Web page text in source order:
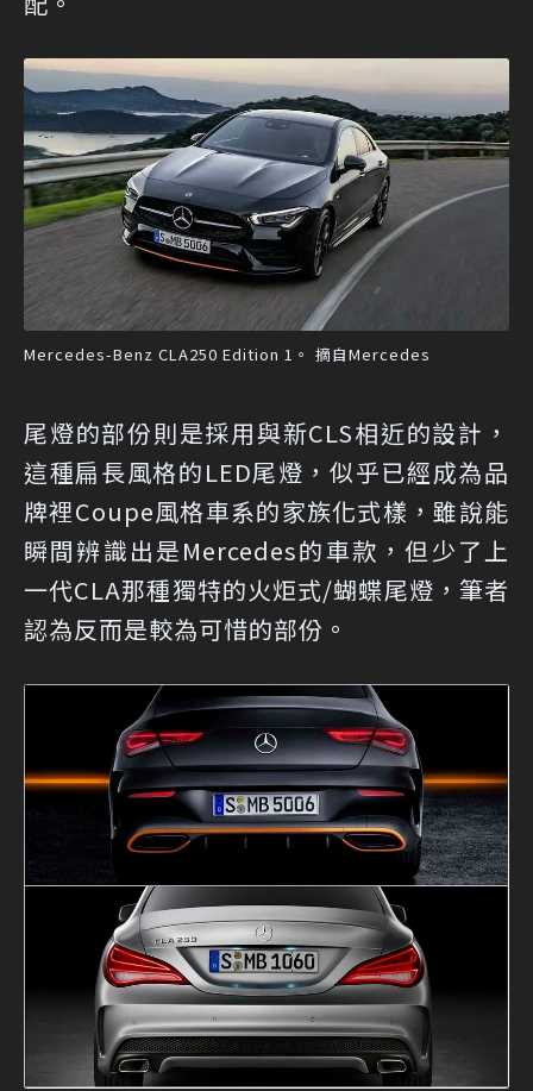
Mercedes-Benz CLA250 Edition 1。 摘自Mercedes
尾燈的部份則是採用與新CLS相近的設計，
這種扁長風格的LED尾燈，似乎已經成為品
牌裡Coupe風格車系的家族化式樣，雖說能
瞬間辨識出是Mercedes的車款，但少了上
一代CLA那種獨特的火炬式/蝴蝶尾燈，筆者
認為反而是較為可惜的部份。